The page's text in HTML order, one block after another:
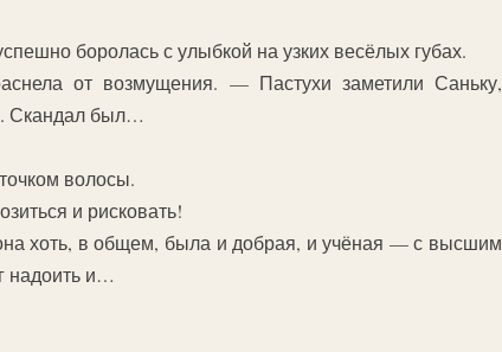
боролась с улыбкой на узких весёлых губах.
от возмущения. — Пастухи заметили Саньку,
Скандал был…
волосы.
и рисковать!
хоть, в общем, была и добрая, и учёная — с высшим
надоить и…